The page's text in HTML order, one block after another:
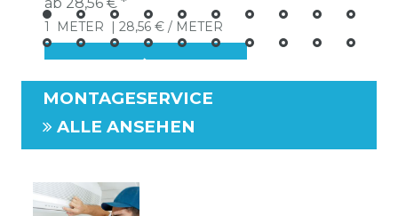
1 METER | 28,56 € / METER
MONTAGESERVICE
ALLE ANSEHEN